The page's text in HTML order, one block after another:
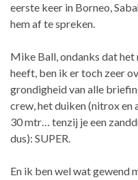
eerste keer in Borneo,
hem af te spreken.
Mike Ball, ondanks dat
heeft, ben ik er toch zeer
grondigheid van alle
crew, het duiken (nitrox en
30 mtr… tenzij je een
dus): SUPER.
En ik ben wel wat gewend